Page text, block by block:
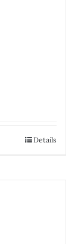
Details